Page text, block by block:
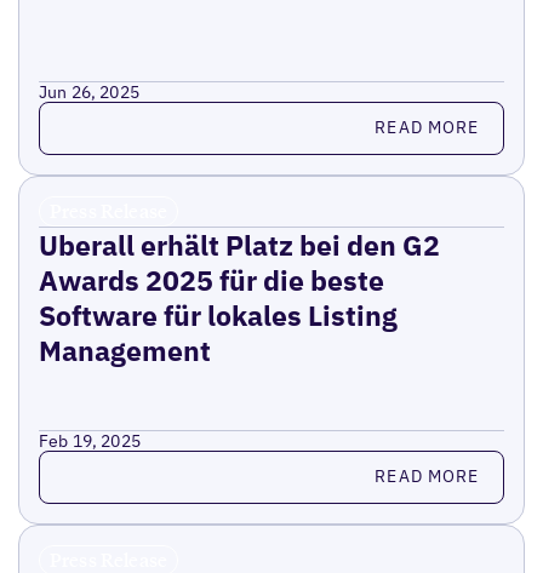
Jun 26, 2025
Read more READ MORE
Uberall erhält Platz bei den G2
Awards 2025 für die beste
Software für lokales Listing
Management
Feb 19, 2025
Read more READ MORE